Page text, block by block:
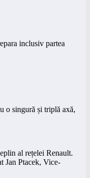
inclusiv partea
o singură și triplă axă,
al rețelei Renault.
Jan Ptacek, Vice-